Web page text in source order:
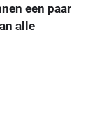
een paar
alle